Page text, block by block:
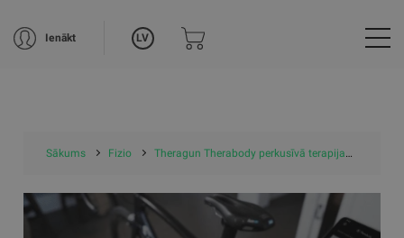
Ienākt LV
Sākums Fizio Theragun Therabody perkusīvā terapija